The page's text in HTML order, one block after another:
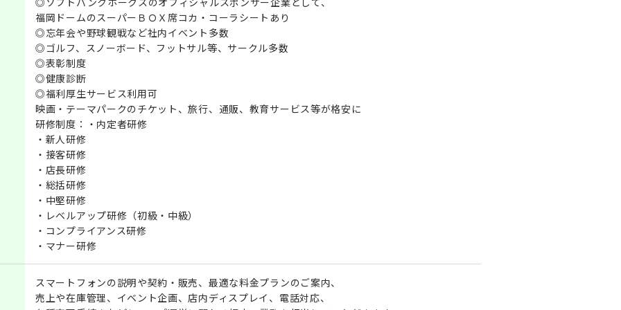
福岡ドームのスーパーＢＯＸ席コカ・コーラシートあり
◎忘年会や野球観戦など社内イベント多数
◎ゴルフ、スノーボード、フットサル等、サークル多数
◎表彰制度
◎健康診断
◎福利厚生サービス利用可
映画・テーマパークのチケット、旅行、通販、教育サービス等が格安に
研修制度：・内定者研修
・新人研修
・接客研修
・店長研修
・総括研修
・中堅研修
・レベルアップ研修（初級・中級）
・コンプライアンス研修
・マナー研修
スマートフォンの説明や契約・販売、最適な料金プランのご案内、
売上や在庫管理、イベント企画、店内ディスプレイ、電話対応、